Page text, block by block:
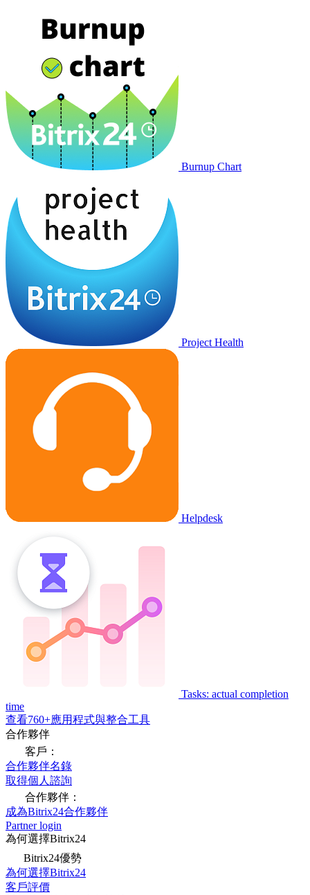
Burnup Chart
Project Health
Helpdesk
Tasks: actual completion
time
查看760+應用程式與整合工具
合作夥伴
客戶：
合作夥伴名錄
取得個人諮詢
合作夥伴：
成為Bitrix24合作夥伴
Partner login
為何選擇Bitrix24
Bitrix24優勢
為何選擇Bitrix24
客戶評價